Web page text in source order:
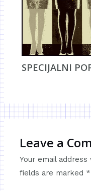
SPECIJALNI
Leave a
Your email
fields are marked *